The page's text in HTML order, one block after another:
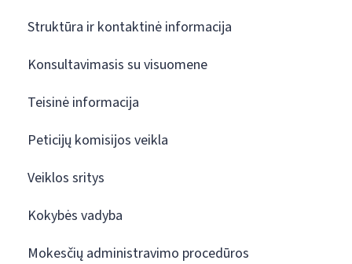
Struktūra ir kontaktinė informacija
Konsultavimasis su visuomene
Teisinė informacija
Peticijų komisijos veikla
Veiklos sritys
Kokybės vadyba
Mokesčių administravimo procedūros